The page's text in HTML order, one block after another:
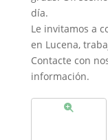
día.
Le invitamos a
en Lucena,
Contacte con
información.